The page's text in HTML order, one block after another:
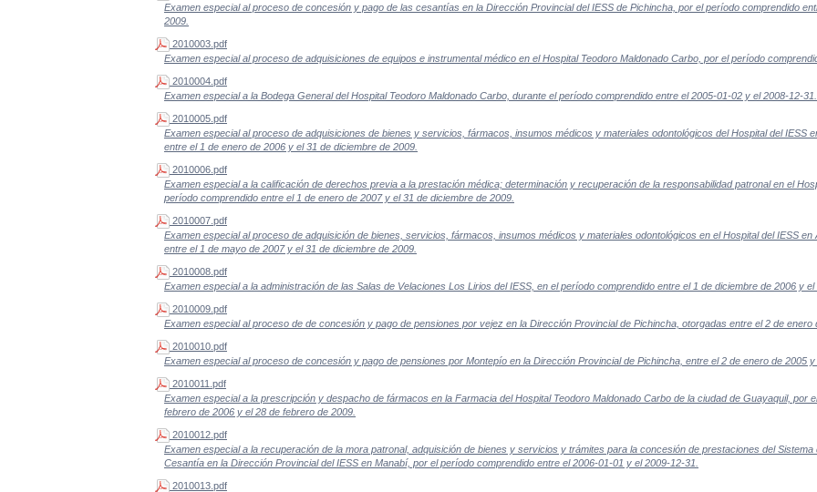
Examen especial al proceso de concesión y pago de las cesantías en la Dirección Provincial del IESS de Pichincha, por el período comprendido
2009.
2010003.pdf
Examen especial al proceso de adquisiciones de equipos e instrumental médico en el Hospital Teodoro Maldonado Carbo, por el período
2010004.pdf
Examen especial a la Bodega General del Hospital Teodoro Maldonado Carbo, durante el período comprendido entre el 2005-01-02 y el 2008-12-31.
2010005.pdf
Examen especial al proceso de adquisiciones de bienes y servicios, fármacos, insumos médicos y materiales odontológicos del Hospital del IESS
entre el 1 de enero de 2006 y el 31 de diciembre de 2009.
2010006.pdf
Examen especial a la calificación de derechos previa a la prestación médica; determinación y recuperación de la responsabilidad patronal en el
período comprendido entre el 1 de enero de 2007 y el 31 de diciembre de 2009.
2010007.pdf
Examen especial al proceso de adquisición de bienes, servicios, fármacos, insumos médicos y materiales odontológicos en el Hospital del IESS
entre el 1 de mayo de 2007 y el 31 de diciembre de 2009.
2010008.pdf
Examen especial a la administración de las Salas de Velaciones Los Lirios del IESS, en el período comprendido entre el 1 de diciembre de 2006 y
2010009.pdf
Examen especial al proceso de de concesión y pago de pensiones por vejez en la Dirección Provincial de Pichincha, otorgadas entre el 2 de enero
2010010.pdf
Examen especial al proceso de concesión y pago de pensiones por Montepío en la Dirección Provincial de Pichincha, entre el 2 de enero de 2005
2010011.pdf
Examen especial a la prescripción y despacho de fármacos en la Farmacia del Hospital Teodoro Maldonado Carbo de la ciudad de Guayaquil, por
febrero de 2006 y el 28 de febrero de 2009.
2010012.pdf
Examen especial a la recuperación de la mora patronal, adquisición de bienes y servicios y trámites para la concesión de prestaciones del
Cesantía en la Dirección Provincial del IESS en Manabí, por el período comprendido entre el 2006-01-01 y el 2009-12-31.
2010013.pdf